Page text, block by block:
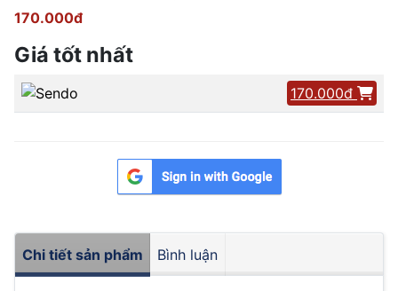
170.000đ
Giá tốt nhất
170.000đ
Chi tiết sản phẩm Bình luận